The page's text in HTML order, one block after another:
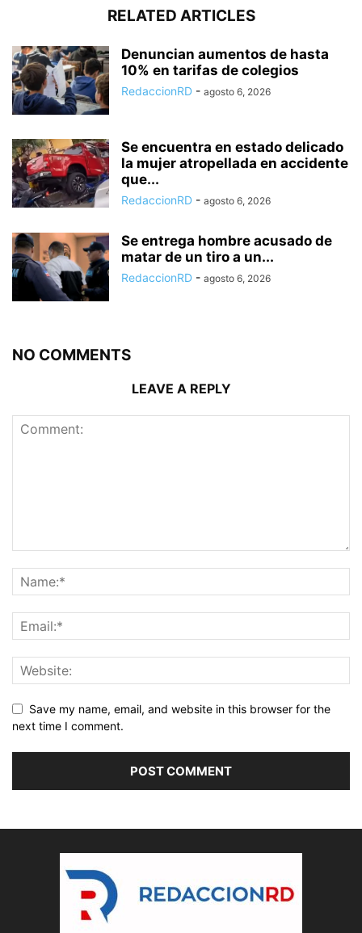
RELATED ARTICLES
Denuncian aumentos de hasta
10% en tarifas de colegios
RedaccionRD - agosto 6, 2026
Se encuentra en estado delicado
la mujer atropellada en accidente
que...
RedaccionRD - agosto 6, 2026
Se entrega hombre acusado de
matar de un tiro a un...
RedaccionRD - agosto 6, 2026
NO COMMENTS
LEAVE A REPLY
Save my name, email, and website in this browser for the
next time I comment.